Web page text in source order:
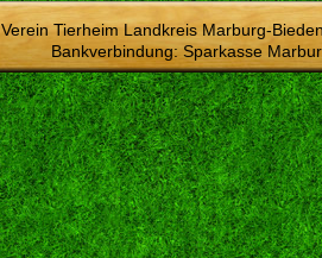
Verein Tierheim Landkreis Marburg-
Bankverbindung: Sparkasse